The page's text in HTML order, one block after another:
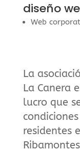
diseño
Web
La
La Canera
lucro que
residentes